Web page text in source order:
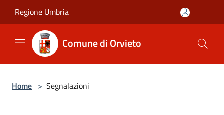
Regione Umbria
Comune di Orvieto
Home > Segnalazioni